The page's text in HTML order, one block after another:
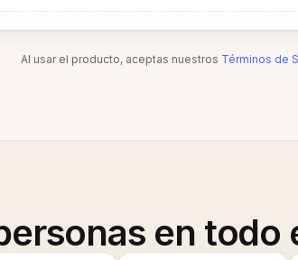
Al usar el producto, aceptas nuestros Términos de
en